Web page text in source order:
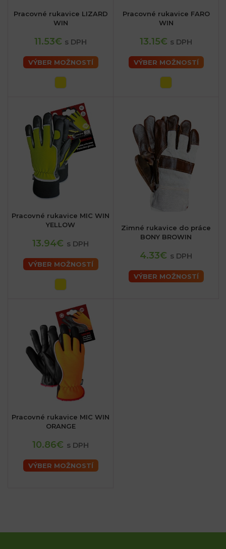
Pracovné rukavice LIZARD
WIN
11.53€ s DPH
VÝBER MOŽNOSTÍ
Pracovné rukavice FARO
WIN
13.15€ s DPH
VÝBER MOŽNOSTÍ
Pracovné rukavice MIC WIN
YELLOW
13.94€ s DPH
VÝBER MOŽNOSTÍ
Zimné rukavice do práce
BONY BROWIN
4.33€ s DPH
VÝBER MOŽNOSTÍ
Pracovné rukavice MIC WIN
ORANGE
10.86€ s DPH
VÝBER MOŽNOSTÍ